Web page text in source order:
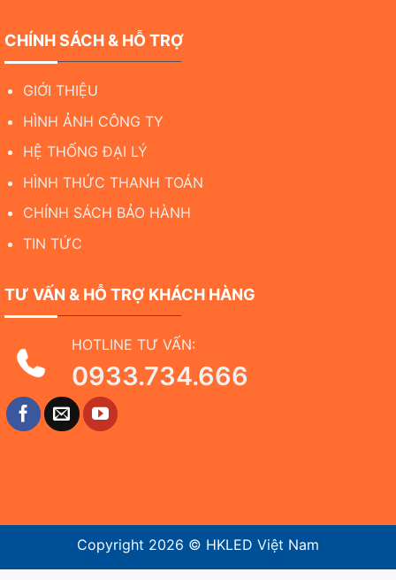
CHÍNH SÁCH & HỖ TRỢ
GIỚI THIỆU
HÌNH ẢNH CÔNG TY
HỆ THỐNG ĐẠI LÝ
HÌNH THỨC THANH TOÁN
CHÍNH SÁCH BẢO HÀNH
TIN TỨC
TƯ VẤN & HỖ TRỢ KHÁCH HÀNG
HOTLINE TƯ VẤN:
0933.734.666
Copyright 2026 © HKLED Việt Nam